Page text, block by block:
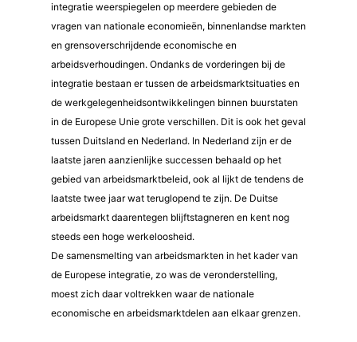
integratie weerspiegelen op meerdere gebieden de
vragen van nationale economieën, binnenlandse markten
en grensoverschrijdende economische en
arbeidsverhoudingen. Ondanks de vorderingen bij de
integratie bestaan er tussen de arbeidsmarktsituaties en
de werkgelegenheidsontwikkelingen binnen buurstaten
in de Europese Unie grote verschillen. Dit is ook het geval
tussen Duitsland en Nederland. In Nederland zijn er de
laatste jaren aanzienlijke successen behaald op het
gebied van arbeidsmarktbeleid, ook al lijkt de tendens de
laatste twee jaar wat teruglopend te zijn. De Duitse
arbeidsmarkt daarentegen blijftstagneren en kent nog
steeds een hoge werkeloosheid.
De samensmelting van arbeidsmarkten in het kader van
de Europese integratie, zo was de veronderstelling,
moest zich daar voltrekken waar de nationale
economische en arbeidsmarktdelen aan elkaar grenzen.